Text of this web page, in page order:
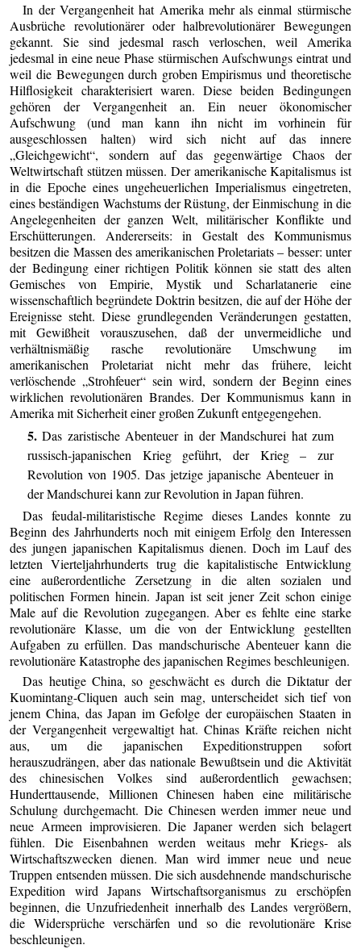
In der Vergangenheit hat Amerika mehr als einmal stürmische
Ausbrüche revolutionärer oder halbrevolutionärer Bewegungen
gekannt. Sie sind jedesmal rasch verloschen, weil Amerika
jedesmal in eine neue Phase stürmischen Aufschwungs eintrat und
weil die Bewegungen durch groben Empirismus und theoretische
Hilflosigkeit charakterisiert waren. Diese beiden Bedingungen
gehören der Vergangenheit an. Ein neuer ökonomischer
Aufschwung (und man kann ihn nicht im vorhinein für
ausgeschlossen halten) wird sich nicht auf das innere
„Gleichgewicht“, sondern auf das gegenwärtige Chaos der
Weltwirtschaft stützen müssen. Der amerikanische Kapitalismus ist
in die Epoche eines ungeheuerlichen Imperialismus eingetreten,
eines beständigen Wachstums der Rüstung, der Einmischung in die
Angelegenheiten der ganzen Welt, militärischer Konflikte und
Erschütterungen. Andererseits: in Gestalt des Kommunismus
besitzen die Massen des amerikanischen Proletariats – besser: unter
der Bedingung einer richtigen Politik können sie statt des alten
Gemisches von Empirie, Mystik und Scharlatanerie eine
wissenschaftlich begründete Doktrin besitzen, die auf der Höhe der
Ereignisse steht. Diese grundlegenden Veränderungen gestatten,
mit Gewißheit vorauszusehen, daß der unvermeidliche und
verhältnismäßig rasche revolutionäre Umschwung im
amerikanischen Proletariat nicht mehr das frühere, leicht
verlöschende „Strohfeuer“ sein wird, sondern der Beginn eines
wirklichen revolutionären Brandes. Der Kommunismus kann in
Amerika mit Sicherheit einer großen Zukunft entgegengehen.
5.Das zaristische Abenteuer in der Mandschurei hat zum
russisch-japanischen Krieg geführt, der Krieg – zur
Revolution von 1905. Das jetzige japanische Abenteuer in
der Mandschurei kann zur Revolution in Japan führen.
Das feudal-militaristische Regime dieses Landes konnte zu
Beginn des Jahrhunderts noch mit einigem Erfolg den Interessen
des jungen japanischen Kapitalismus dienen. Doch im Lauf des
letzten Vierteljahrhunderts trug die kapitalistische Entwicklung
eine außerordentliche Zersetzung in die alten sozialen und
politischen Formen hinein. Japan ist seit jener Zeit schon einige
Male auf die Revolution zugegangen. Aber es fehlte eine starke
revolutionäre Klasse, um die von der Entwicklung gestellten
Aufgaben zu erfüllen. Das mandschurische Abenteuer kann die
revolutionäre Katastrophe des japanischen Regimes beschleunigen.
Das heutige China, so geschwächt es durch die Diktatur der
Kuomintang-Cliquen auch sein mag, unterscheidet sich tief von
jenem China, das Japan im Gefolge der europäischen Staaten in
der Vergangenheit vergewaltigt hat. Chinas Kräfte reichen nicht
aus, um die japanischen Expeditionstruppen sofort
herauszudrängen, aber das nationale Bewußtsein und die Aktivität
des chinesischen Volkes sind außerordentlich gewachsen;
Hunderttausende, Millionen Chinesen haben eine militärische
Schulung durchgemacht. Die Chinesen werden immer neue und
neue Armeen improvisieren. Die Japaner werden sich belagert
fühlen. Die Eisenbahnen werden weitaus mehr Kriegs- als
Wirtschaftszwecken dienen. Man wird immer neue und neue
Truppen entsenden müssen. Die sich ausdehnende mandschurische
Expedition wird Japans Wirtschaftsorganismus zu erschöpfen
beginnen, die Unzufriedenheit innerhalb des Landes vergrößern,
die Widersprüche verschärfen und so die revolutionäre Krise
beschleunigen.